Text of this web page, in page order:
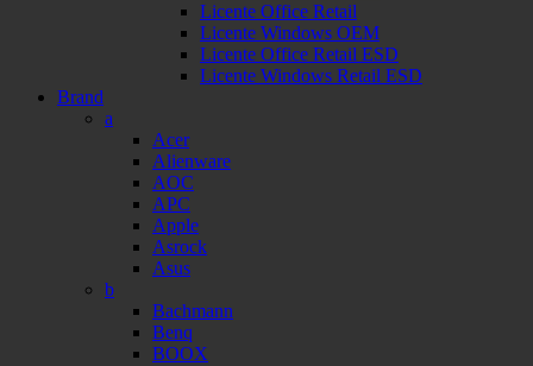
Licente Office Retail
Licente Windows OEM
Licente Office Retail ESD
Licente Windows Retail ESD
Brand
a
Acer
Alienware
AOC
APC
Apple
Asrock
Asus
b
Bachmann
Benq
BOOX